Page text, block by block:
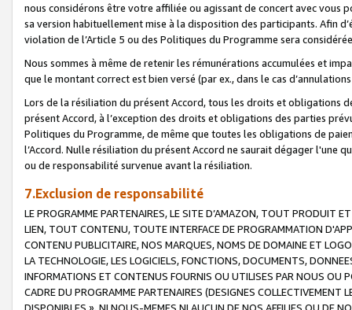
nous considérons être votre affiliée ou agissant de concert avec vous
sa version habituellement mise à la disposition des participants. Afin
violation de l’Article 5 ou des Politiques du Programme sera
Nous sommes à même de retenir les rémunérations accumulées et
que le montant correct est bien versé (par ex., dans le cas
Lors de la résiliation du présent Accord, tous les droits et obligations
présent Accord, à l’exception des droits et obligations des parties
Politiques du Programme, de même que toutes les obligations de
l’Accord. Nulle résiliation du présent Accord ne saurait dégager l'une
ou de responsabilité survenue avant la résiliation.
7.Exclusion de responsabilité
LE PROGRAMME PARTENAIRES, LE SITE D’AMAZON, TOUT PRODUIT
LIEN, TOUT CONTENU, TOUTE INTERFACE DE PROGRAMMATION
CONTENU PUBLICITAIRE, NOS MARQUES, NOMS DE DOMAINE ET
LA TECHNOLOGIE, LES LOGICIELS, FONCTIONS, DOCUMENTS,
INFORMATIONS ET CONTENUS FOURNIS OU UTILISES PAR NOUS OU
CADRE DU PROGRAMME PARTENAIRES (DESIGNES COLLECTIVEMENT